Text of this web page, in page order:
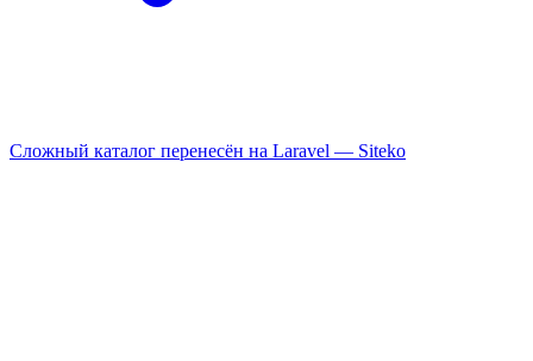
Сложный каталог перенесён на Laravel — Siteko